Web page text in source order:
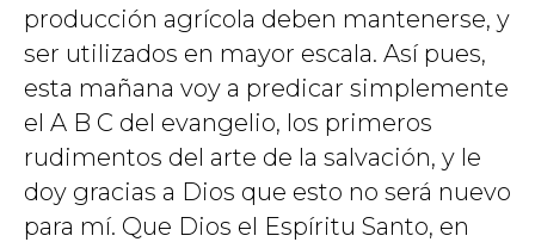
producción agrícola deben mantenerse, y
ser utilizados en mayor escala. Así pues,
esta mañana voy a predicar simplemente
el A B C del evangelio, los primeros
rudimentos del arte de la salvación, y le
doy gracias a Dios que esto no será nuevo
para mí. Que Dios el Espíritu Santo, en